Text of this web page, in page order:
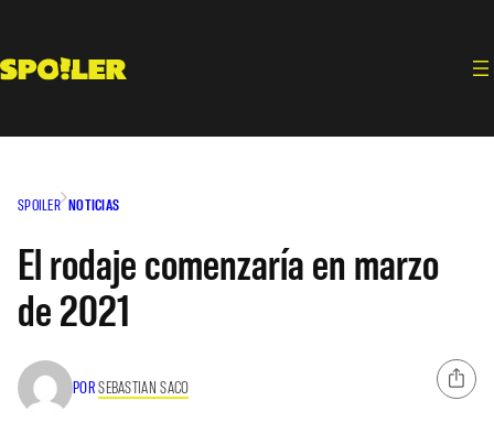
contenido
SPOILER NOTICIAS
El rodaje comenzaría en marzo
de 2021
PORSEBASTIAN SACO